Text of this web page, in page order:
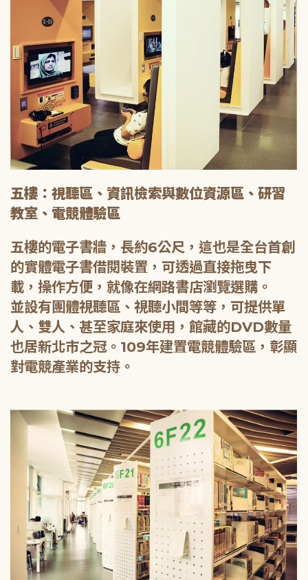
五樓：視聽區、資訊檢索與數位資源區、研習
教室、電競體驗區
五樓的電子書牆，長約6公尺，這也是全台首創
的實體電子書借閱裝置，可透過直接拖曳下
載，操作方便，就像在網路書店瀏覽選購。
並設有團體視聽區、視聽小間等等，可提供單
人、雙人、甚至家庭來使用，館藏的DVD數量
也居新北市之冠。109年建置電競體驗區，彰顯
對電競產業的支持。